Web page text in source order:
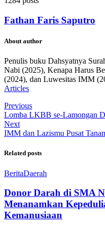
Fathan Faris Saputro
About author
Penulis buku Dahsyatnya
Nabi (2025), Kenapa Harus
(2024), dan Luwesitas IMM
Articles
Previous
Lomba LKBB se-Lamongan
Next
IMM dan Lazismu Pusat
Related posts
BeritaDaerah
Donor Darah di SMA
Menanamkan
Kemanusiaan